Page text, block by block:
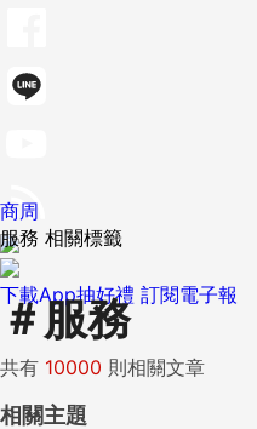
下載App抽好禮 訂閱電子報
商周
服務 相關標籤
＃服務
共有 10000 則相關文章
相關主題